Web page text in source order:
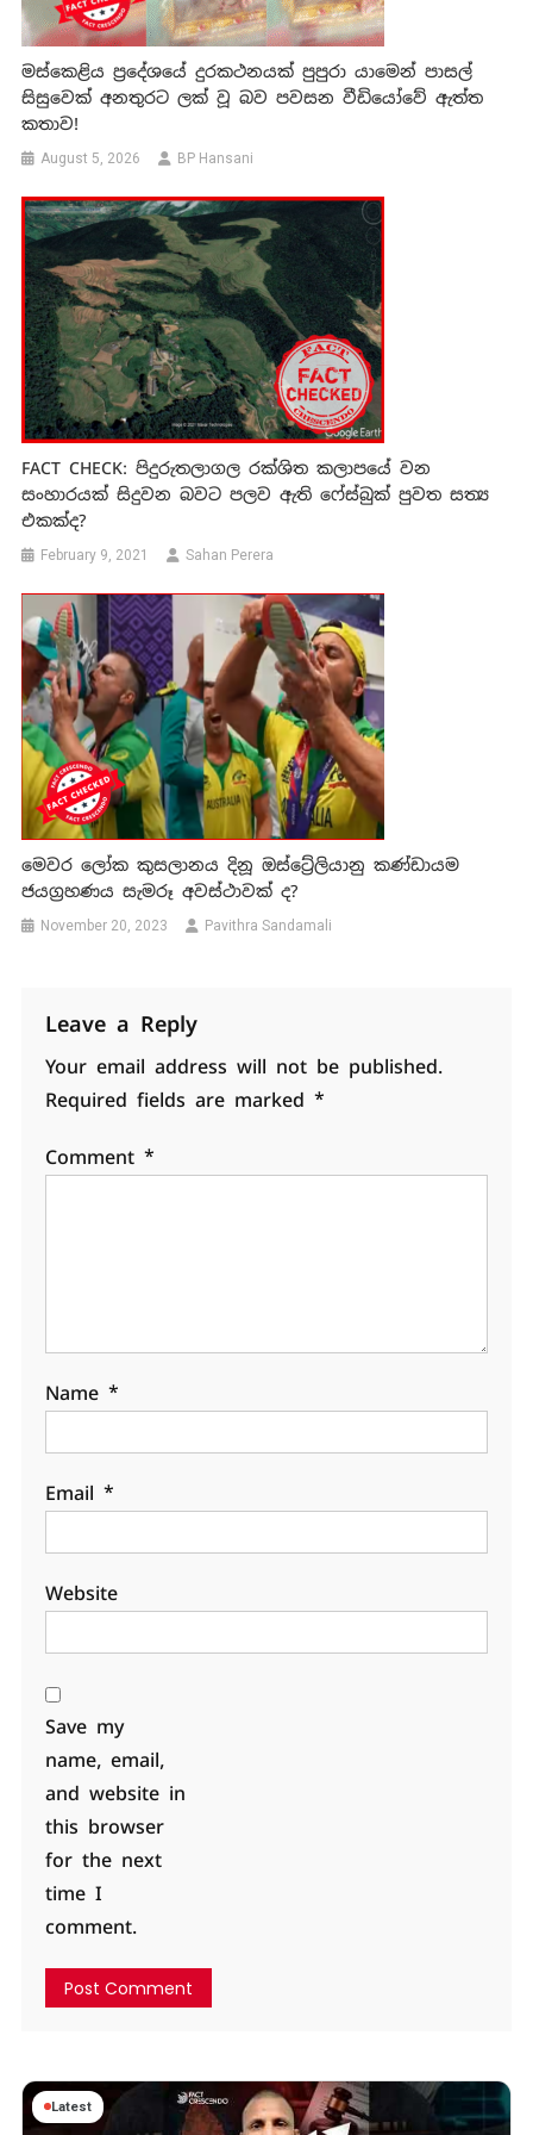
මස්කෙළිය ප්‍රදේශයේ දුරකථනයක් පුපුරා යාමෙන් පාසල්
සිසුවෙක් අනතුරට ලක් වූ බව පවසන වීඩියෝවේ ඇත්ත
කතාව!
August 5, 2026 BP Hansani
FACT CHECK: පිදුරුතලාගල රක්ශිත කලාපයේ වන
සංහාරයක් සිදුවන බවට පලව ඇති ෆේස්බුක් පුවත සත්‍ය
එකක්ද?
February 9, 2021 Sahan Perera
මෙවර ලෝක කුසලානය දිනූ ඔස්ට්‍රේලියානු කණ්ඩායම
ජයග්‍රහණය සැමරූ අවස්ථාවක් ද?
November 20, 2023 Pavithra Sandamali
Leave a Reply
Your email address will not be published.
Required fields are marked *
Comment *
Name *
Email *
Website
Save my
name, email,
and website in
this browser
for the next
time I
comment.
Latest